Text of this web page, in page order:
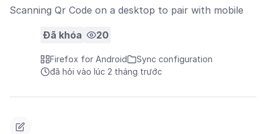
Scanning Qr Code on a desktop to pair with mobile
Đã khóa 20
Firefox for Android
Sync configuration
đã hỏi vào lúc 2 tháng trước